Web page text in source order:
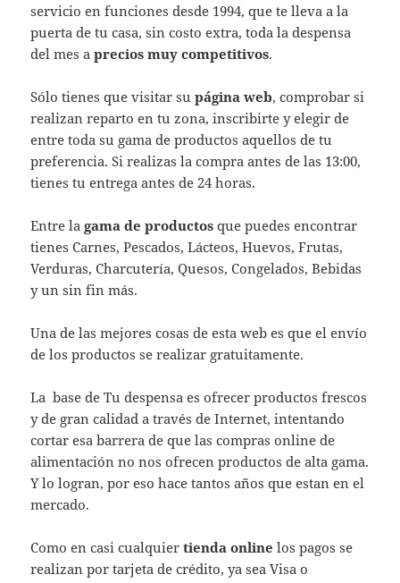
servicio en funciones desde 1994, que te lleva a la
puerta de tu casa, sin costo extra, toda la despensa
del mes aprecios muy competitivos.
Sólo tienes que visitar supágina web, comprobar si
realizan reparto en tu zona, inscribirte y elegir de
entre toda su gama de productos aquellos de tu
preferencia. Si realizas la compra antes de las 13:00,
tienes tu entrega antes de 24 horas.
Entre lagama de productos que puedes encontrar
tienes Carnes, Pescados, Lácteos, Huevos, Frutas,
Verduras, Charcutería, Quesos, Congelados, Bebidas
y un sin fin más.
Una de las mejores cosas de esta web es que el envío
de los productos se realizar gratuitamente.
La base de Tu despensa es ofrecer productos frescos
y de gran calidad a través de Internet, intentando
cortar esa barrera de que las compras online de
alimentación no nos ofrecen productos de alta gama.
Y lo logran, por eso hace tantos años que estan en el
mercado.
Como en casi cualquiertienda online los pagos se
realizan por tarjeta de crédito, ya sea Visa o